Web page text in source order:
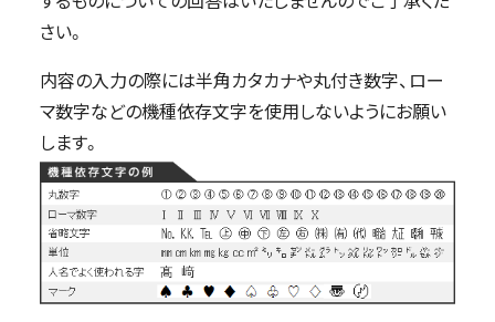
さい。
内容の入力の際には半角カタカナや丸付き数字、ロー
マ数字などの機種依存文字を使用しないようにお願い
します。